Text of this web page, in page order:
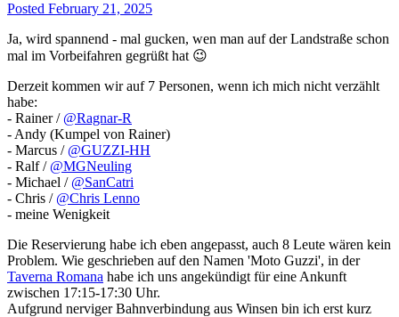
Posted February 21, 2025
Ja, wird spannend - mal gucken, wen man auf der Landstraße schon
mal im Vorbeifahren gegrüßt hat 😉
Derzeit kommen wir auf 7 Personen, wenn ich mich nicht verzählt
habe:
- Rainer / @Ragnar-R
- Andy (Kumpel von Rainer)
- Marcus / @GUZZI-HH
- Ralf / @MGNeuling
- Michael / @SanCatri
- Chris / @Chris Lenno
- meine Wenigkeit
Die Reservierung habe ich eben angepasst, auch 8 Leute wären kein
Problem. Wie geschrieben auf den Namen 'Moto Guzzi', in der
Taverna Romana habe ich uns angekündigt für eine Ankunft
zwischen 17:15-17:30 Uhr.
Aufgrund nerviger Bahnverbindung aus Winsen bin ich erst kurz